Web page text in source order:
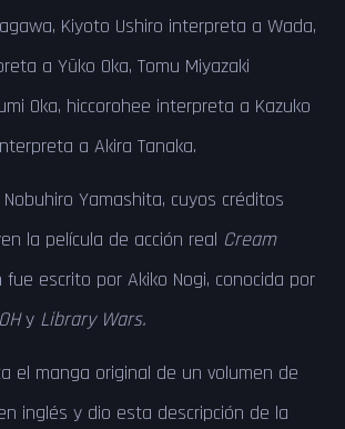
Kiyoto Ushiro interpreta a Wada,
a Yūko Oka, Tomu Miyazaki
Oka, hiccorohee interpreta a Kazuko
a Akira Tanaka.
Yamashita, cuyos créditos
la película de acción real Cream
escrito por Akiko Nogi, conocida por
y Library Wars.
el manga original de un volumen de
inglés y dio esta descripción de la